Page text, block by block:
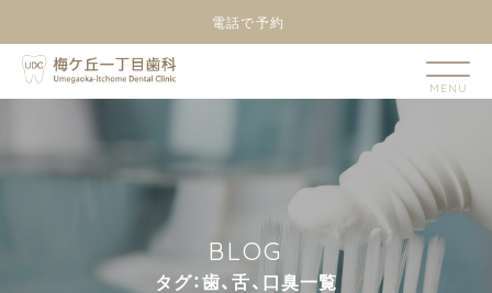
電話で予約
BLOG
タグ：歯、舌、 口臭一覧